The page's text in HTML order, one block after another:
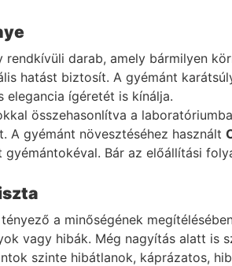
rendkívüli darab, amely bármilyen
hatást biztosít. A gyémánt
elegancia ígéretét is kínálja.
összehasonlítva a
A gyémánt növesztéséhez használt
Bár az előállítási
a minőségének
vagy hibák. Még nagyítás alatt is
szinte hibátlanok, káprázatos,